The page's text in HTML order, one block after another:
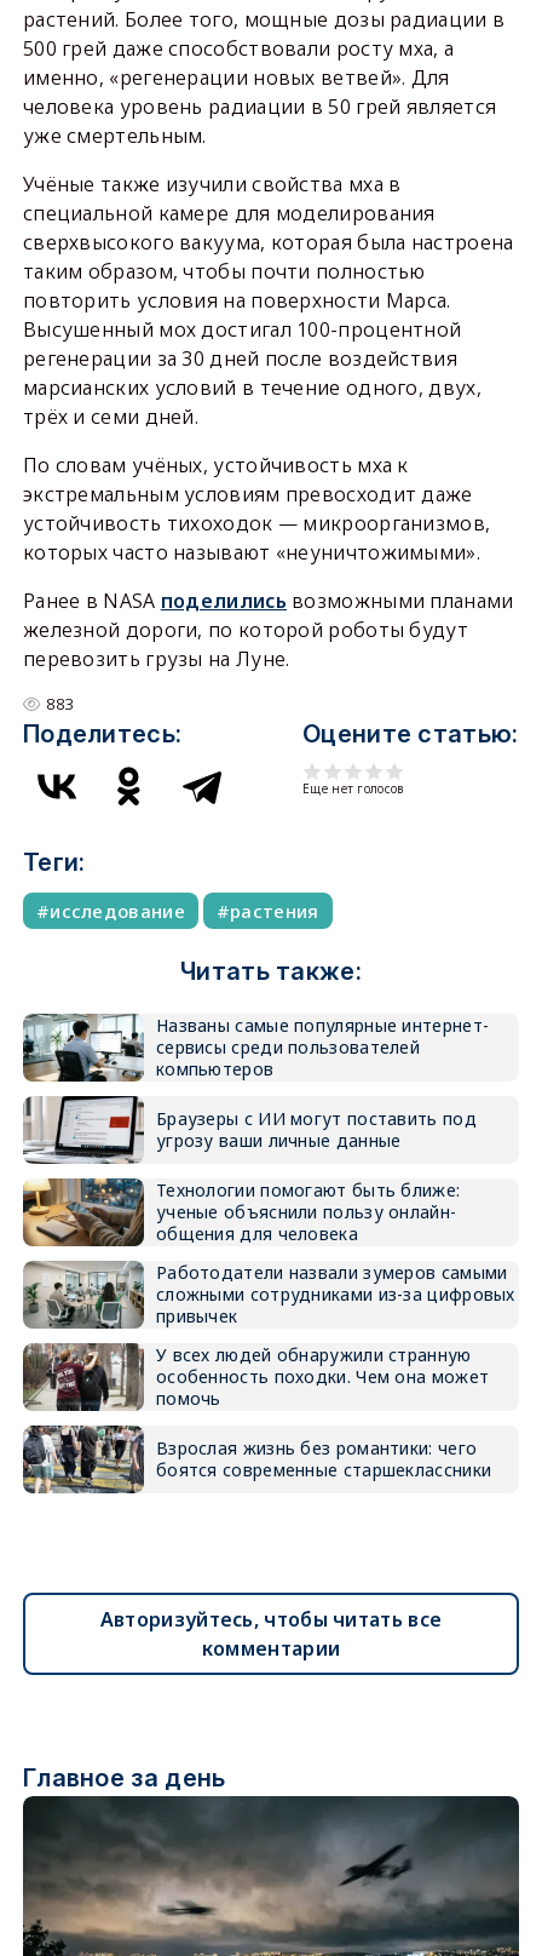
растений. Более того, мощные дозы радиации в
500 грей даже способствовали росту мха, а
именно, «регенерации новых ветвей». Для
человека уровень радиации в 50 грей является
уже смертельным.
Учёные также изучили свойства мха в
специальной камере для моделирования
сверхвысокого вакуума, которая была настроена
таким образом, чтобы почти полностью
повторить условия на поверхности Марса.
Высушенный мох достигал 100-процентной
регенерации за 30 дней после воздействия
марсианских условий в течение одного, двух,
трёх и семи дней.
По словам учёных, устойчивость мха к
экстремальным условиям превосходит даже
устойчивость тихоходок — микроорганизмов,
которых часто называют «неуничтожимыми».
Ранее в NASA поделились возможными планами
железной дороги, по которой роботы будут
перевозить грузы на Луне.
883
Поделитесь: Оцените статью:
Еще нет голосов
Теги:
исследование растения
Читать также:
Названы самые популярные интернет-
сервисы среди пользователей
компьютеров
Браузеры с ИИ могут поставить под
угрозу ваши личные данные
Технологии помогают быть ближе:
ученые объяснили пользу онлайн-
общения для человека
Работодатели назвали зумеров самыми
сложными сотрудниками из-за цифровых
привычек
У всех людей обнаружили странную
особенность походки. Чем она может
помочь
Взрослая жизнь без романтики: чего
боятся современные старшеклассники
Авторизуйтесь, чтобы читать все
комментарии
Главное за день